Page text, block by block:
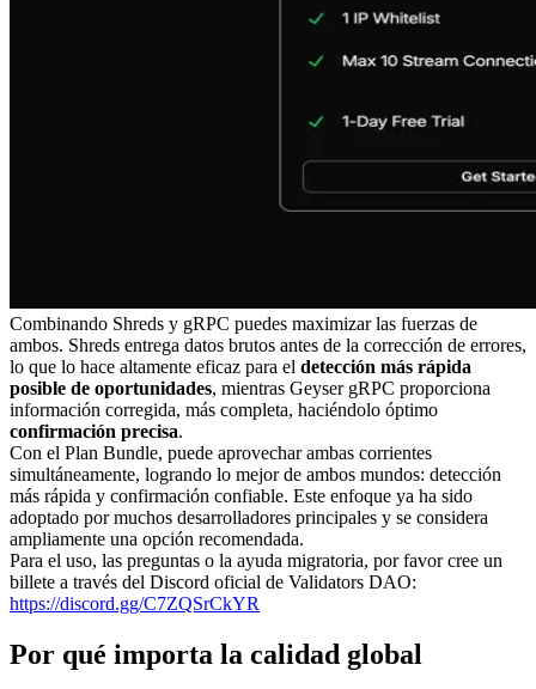
Combinando Shreds y gRPC puedes maximizar las fuerzas de
ambos. Shreds entrega datos brutos antes de la corrección de errores,
lo que lo hace altamente eficaz para el detección más rápida
posible de oportunidades, mientras Geyser gRPC proporciona
información corregida, más completa, haciéndolo óptimo
confirmación precisa.
Con el Plan Bundle, puede aprovechar ambas corrientes
simultáneamente, logrando lo mejor de ambos mundos: detección
más rápida y confirmación confiable. Este enfoque ya ha sido
adoptado por muchos desarrolladores principales y se considera
ampliamente una opción recomendada.
Para el uso, las preguntas o la ayuda migratoria, por favor cree un
billete a través del Discord oficial de Validators DAO:
https://discord.gg/C7ZQSrCkYR
Por qué importa la calidad global